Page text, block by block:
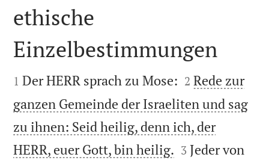

ethische
Einzelbestimmungen

1 Der HERR sprach zu Mose: 

2 Rede zur
ganzen Gemeinde der Israeliten und sag
zu ihnen: Seid heilig, denn ich, der
HERR, euer Gott, bin heilig. 

3 Jeder von